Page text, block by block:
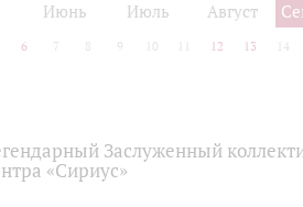
Июнь Июль Август
6 7 8 9 10 12 13 14
Заслуженный
«Сириус»